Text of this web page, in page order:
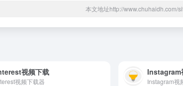
本文地址http://www.chuhaidh.com/
视频下载
视频下载器
Instagram
Instagram视